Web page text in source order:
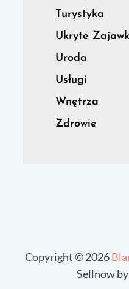
Turystyka
Ukryte
Uroda
Usługi
Wnętrza
Zdrowie
Copyright © 2026
Sellnow by